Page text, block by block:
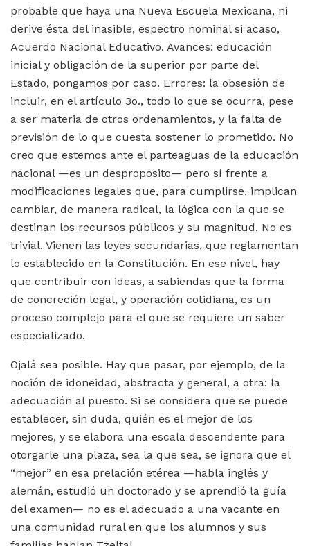
probable que haya una Nueva Escuela Mexicana, ni
derive ésta del inasible, espectro nominal si acaso,
Acuerdo Nacional Educativo. Avances: educación
inicial y obligación de la superior por parte del
Estado, pongamos por caso. Errores: la obsesión de
incluir, en el artículo 3o., todo lo que se ocurra, pese
a ser materia de otros ordenamientos, y la falta de
previsión de lo que cuesta sostener lo prometido. No
creo que estemos ante el parteaguas de la educación
nacional —es un despropósito— pero sí frente a
modificaciones legales que, para cumplirse, implican
cambiar, de manera radical, la lógica con la que se
destinan los recursos públicos y su magnitud. No es
trivial. Vienen las leyes secundarias, que reglamentan
lo establecido en la Constitución. En ese nivel, hay
que contribuir con ideas, a sabiendas que la forma
de concreción legal, y operación cotidiana, es un
proceso complejo para el que se requiere un saber
especializado.
Ojalá sea posible. Hay que pasar, por ejemplo, de la
noción de idoneidad, abstracta y general, a otra: la
adecuación al puesto. Si se considera que se puede
establecer, sin duda, quién es el mejor de los
mejores, y se elabora una escala descendente para
otorgarle una plaza, sea la que sea, se ignora que el
“mejor” en esa prelación etérea —habla inglés y
alemán, estudió un doctorado y se aprendió la guía
del examen— no es el adecuado a una vacante en
una comunidad rural en que los alumnos y sus